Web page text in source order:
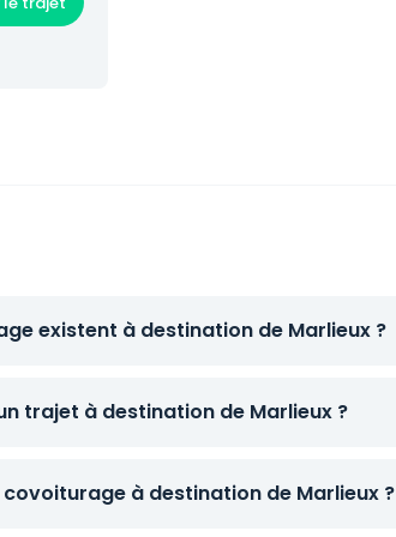
existent à destination de Marlieux ?
trajet à destination de Marlieux ?
à destination de Marlieux ?